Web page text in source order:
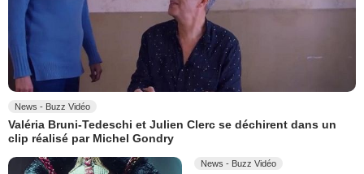
News - Buzz Vidéo
Valéria Bruni-Tedeschi et Julien Clerc se déchirent dans un
clip réalisé par Michel Gondry
News - Buzz Vidéo